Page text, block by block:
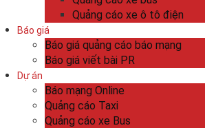
Quảng cáo xe ô tô điện
Báo giá
Báo giá quảng cáo báo mạng
Báo giá viết bài PR
Dự án
Báo mạng Online
Quảng cáo Taxi
Quảng cáo xe Bus